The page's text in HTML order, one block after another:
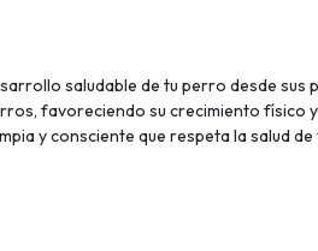
saludable de tu perro desde sus
favoreciendo su crecimiento físico
y consciente que respeta la salud de